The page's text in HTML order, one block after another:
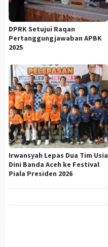
DPRK Setujui Raqan
Pertanggungjawaban APBK
2025
Irwansyah Lepas Dua Tim Usia
Dini Banda Aceh ke Festival
Piala Presiden 2026